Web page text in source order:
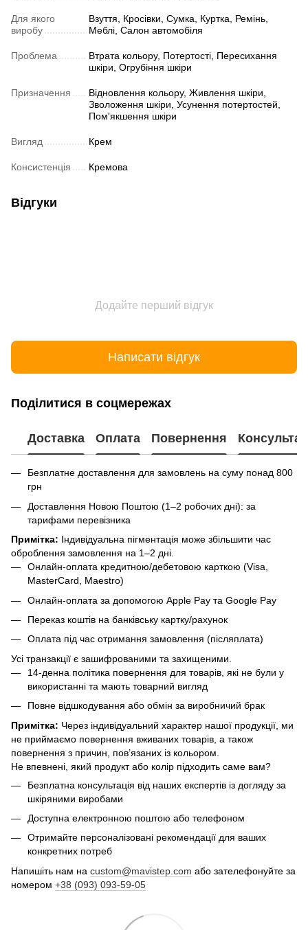
Для якого
виробу
Взуття, Кросівки, Сумка, Куртка, Ремінь,
Меблі, Салон автомобіля
Проблема
Втрата кольору, Потертості, Пересихання
шкіри, Огрубіння шкіри
Призначення
Відновлення кольору, Живлення шкіри,
Зволоження шкіри, Усунення потертостей,
Пом'якшення шкіри
Вигляд Крем
Консистенція Кремова
Відгуки
Додайте перший відгук
Написати відгук
Поділитися в соцмережах
Доставка Оплата Повернення
Безплатне доставлення для замовлень на суму понад 800
грн
Доставлення Новою Поштою (1–2 робочих дні): за
тарифами перевізника
Примітка: Індивідуальна пігментація може збільшити час
оброблення замовлення на 1–2 дні.
Онлайн-оплата кредитною/дебетовою карткою (Visa,
MasterCard, Maestro)
Онлайн-оплата за допомогою Apple Pay та Google Pay
Переказ коштів на банківську картку/рахунок
Оплата під час отримання замовлення (післяплата)
Усі транзакції є зашифрованими та захищеними.
14-денна політика повернення для товарів, які не були у
використанні та мають товарний вигляд
Повне відшкодування або обмін за виробничий брак
Примітка: Через індивідуальний характер нашої продукції, ми
не приймаємо повернення вживаних товарів, а також
повернення з причин, пов’язаних із кольором.
Не впевнені, який продукт або колір підходить саме вам?
Безплатна консультація від наших експертів із догляду за
шкіряними виробами
Доступна електронною поштою або телефоном
Отримайте персоналізовані рекомендації для ваших
конкретних потреб
Напишіть нам на custom@mavistep.com або зателефонуйте за
номером +38 (093) 093-59-05